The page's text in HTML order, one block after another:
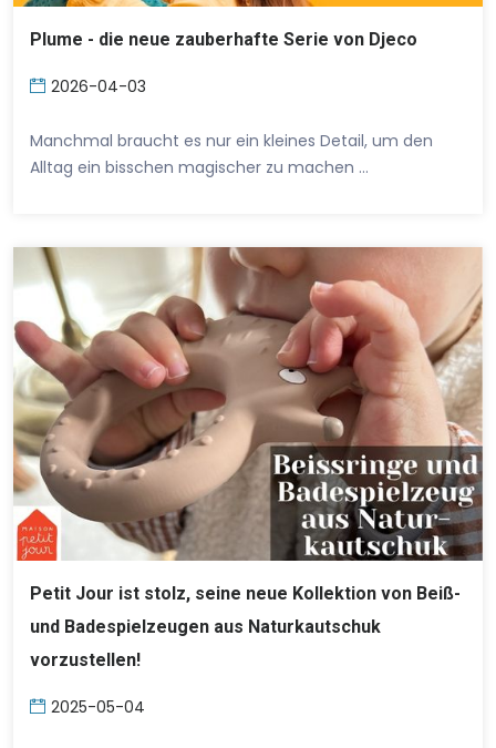
Plume - die neue zauberhafte Serie von Djeco
2026-04-03
Manchmal braucht es nur ein kleines Detail, um den
Alltag ein bisschen magischer zu machen …
Petit Jour ist stolz, seine neue Kollektion von Beiß-
und Badespielzeugen aus Naturkautschuk
vorzustellen!
2025-05-04